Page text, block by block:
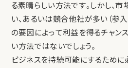
る素晴らしい方法です。しかし、市
い、あるいは競合他社が多い（参
の要因によって利益を得るチャン
い方法ではないでしょう。
ビジネスを持続可能にするために